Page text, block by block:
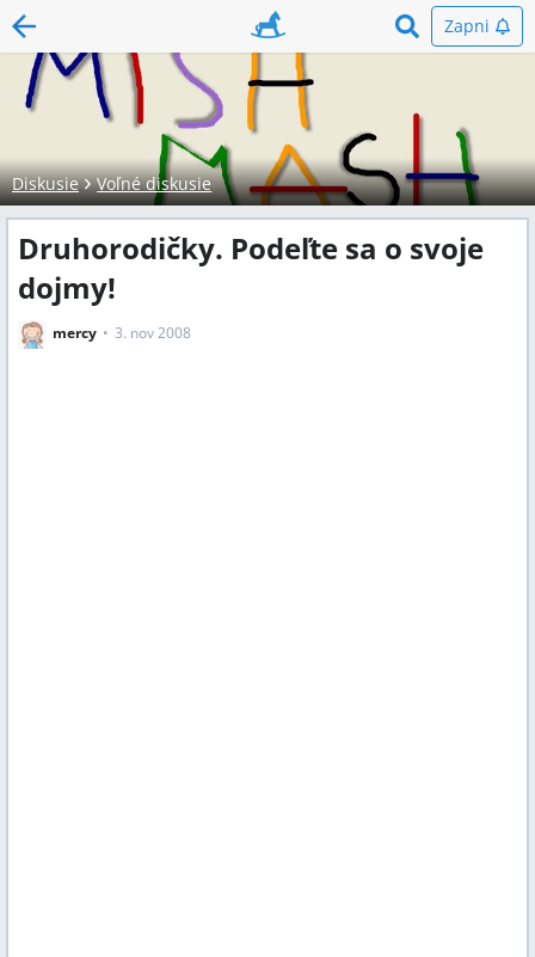
Zapni
Diskusie Voľné diskusie
Druhorodičky. Podeľte sa o svoje
dojmy!
mercy 3. nov 2008